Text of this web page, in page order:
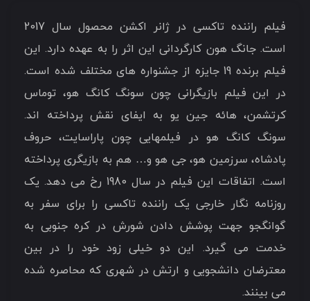
فیلم راننده تاکسی در ژانر اکشن محصول سال 2017
است. جانگ هون کارگردانی این اثر را به عهده دارد. این
فیلم برنده 19 جایزه از جشنواره های مختلف شده است.
در این فیلم بازیگرانی چون سونگ کانگ هو، توماس
کرتشمن، هائه جین یو به ایفای نقش پرداخته اند.
سونگ کانگ هو در فیلمهایی چون پاراسایت، حروف
پادشاه، سرزمین هو، جی هو و… هم به بازیگری پرداخته
است. اتفاقات این فیلم در سال 1980 رخ می دهد. یک
روزنامه نگار خارجی یک راننده تاکسی را برای سفر به
گوانگجو جهت پوشش دادن شورش در کره جنوبی به
خدمت می گیرد. این دو خیلی زود خود را در بین
معترضان دانشجویی و ارتش در شهری که محاصره شده
می بینند.